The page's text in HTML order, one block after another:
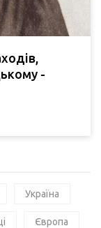
-
Україна
Європа